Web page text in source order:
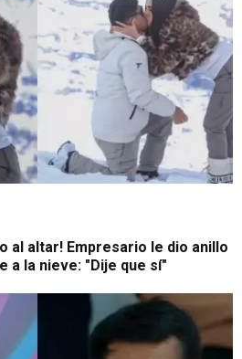
al altar! Empresario le dio anillo
a la nieve: "Dije que sí"